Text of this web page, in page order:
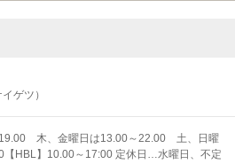
ゲツ）
19.00 木、金曜日は13.00～22.00 土、日曜
【HBL】10.00～17:00 定休日…水曜日、不定